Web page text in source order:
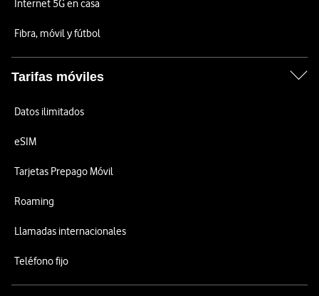
Internet 5G en casa
Fibra, móvil y fútbol
Tarifas móviles
Datos ilimitados
eSIM
Tarjetas Prepago Móvil
Roaming
Llamadas internacionales
Teléfono fijo